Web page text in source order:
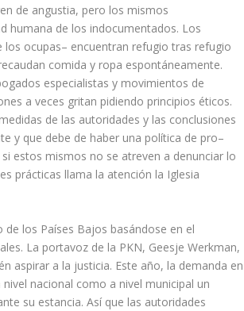
de angustia, pero los mismos
humana de los indocumentados. Los
ocupas– encuentran refugio tras refugio
comida y ropa espontáneamente.
especialistas y movimientos de
a veces gritan pidiendo principios éticos.
de las autoridades y las conclusiones
y que debe de haber una política de pro–
estos mismos no se atreven a denunciar lo
prácticas llama la atención la Iglesia
de los Países Bajos basándose en el
La portavoz de la PKN, Geesje Werkman,
aspirar a la justicia. Este año, la demanda en
nacional como a nivel municipal un
su estancia. Así que las autoridades